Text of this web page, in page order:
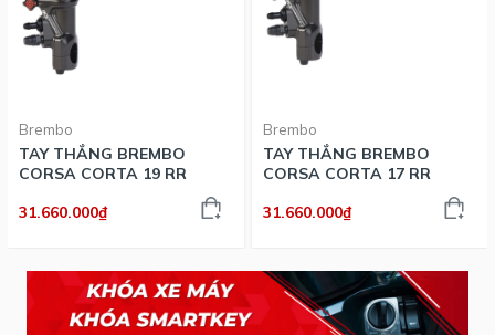
Brembo
TAY THẮNG BREMBO
CORSA CORTA 19 RR
31.660.000₫
Brembo
TAY THẮNG BREMBO
CORSA CORTA 17 RR
31.660.000₫